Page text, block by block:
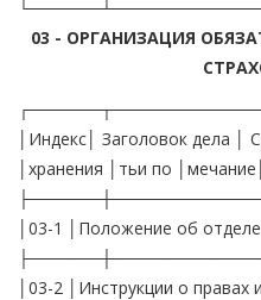
03 - ОРГАНИЗАЦИЯ
│Индекс│ Заголовок дела │
│хранения │тьи по
│03-1 │Положение об
│03-2 │Инструкции о правах